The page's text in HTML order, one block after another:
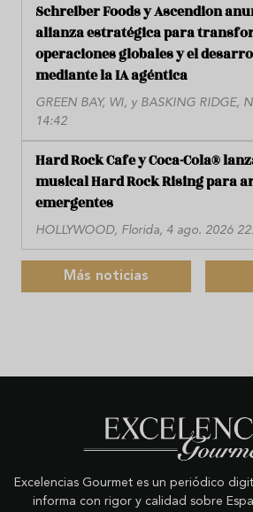
Schreiber Foods y Ascendion
alianza estratégica para
operaciones globales y el
mediante la IA agéntica
GREEN BAY, WI, y BASKING RIDGE,
14:42
Hard Rock Cafe y Coca-Cola®
musical Hard Rock Rising para
emergentes
HOLLYWOOD, Florida, 4 ago. 2026
Más noticias
Excelencias Gourmet es un periódico
informa con rigor y calidad sobre